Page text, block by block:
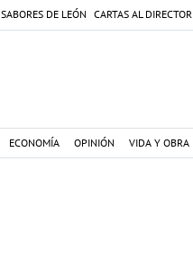
SABORES DE LEÓN CARTAS AL DIRECTOR
ECONOMÍA OPINIÓN VIDA Y OBRA